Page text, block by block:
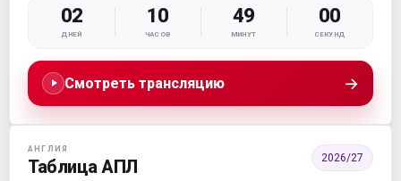
02
ДНЕЙ
10
ЧАСОВ
48
МИНУТ
59
СЕКУНД
Смотреть трансляцию →
АНГЛИЯ
Таблица АПЛ 2026/27